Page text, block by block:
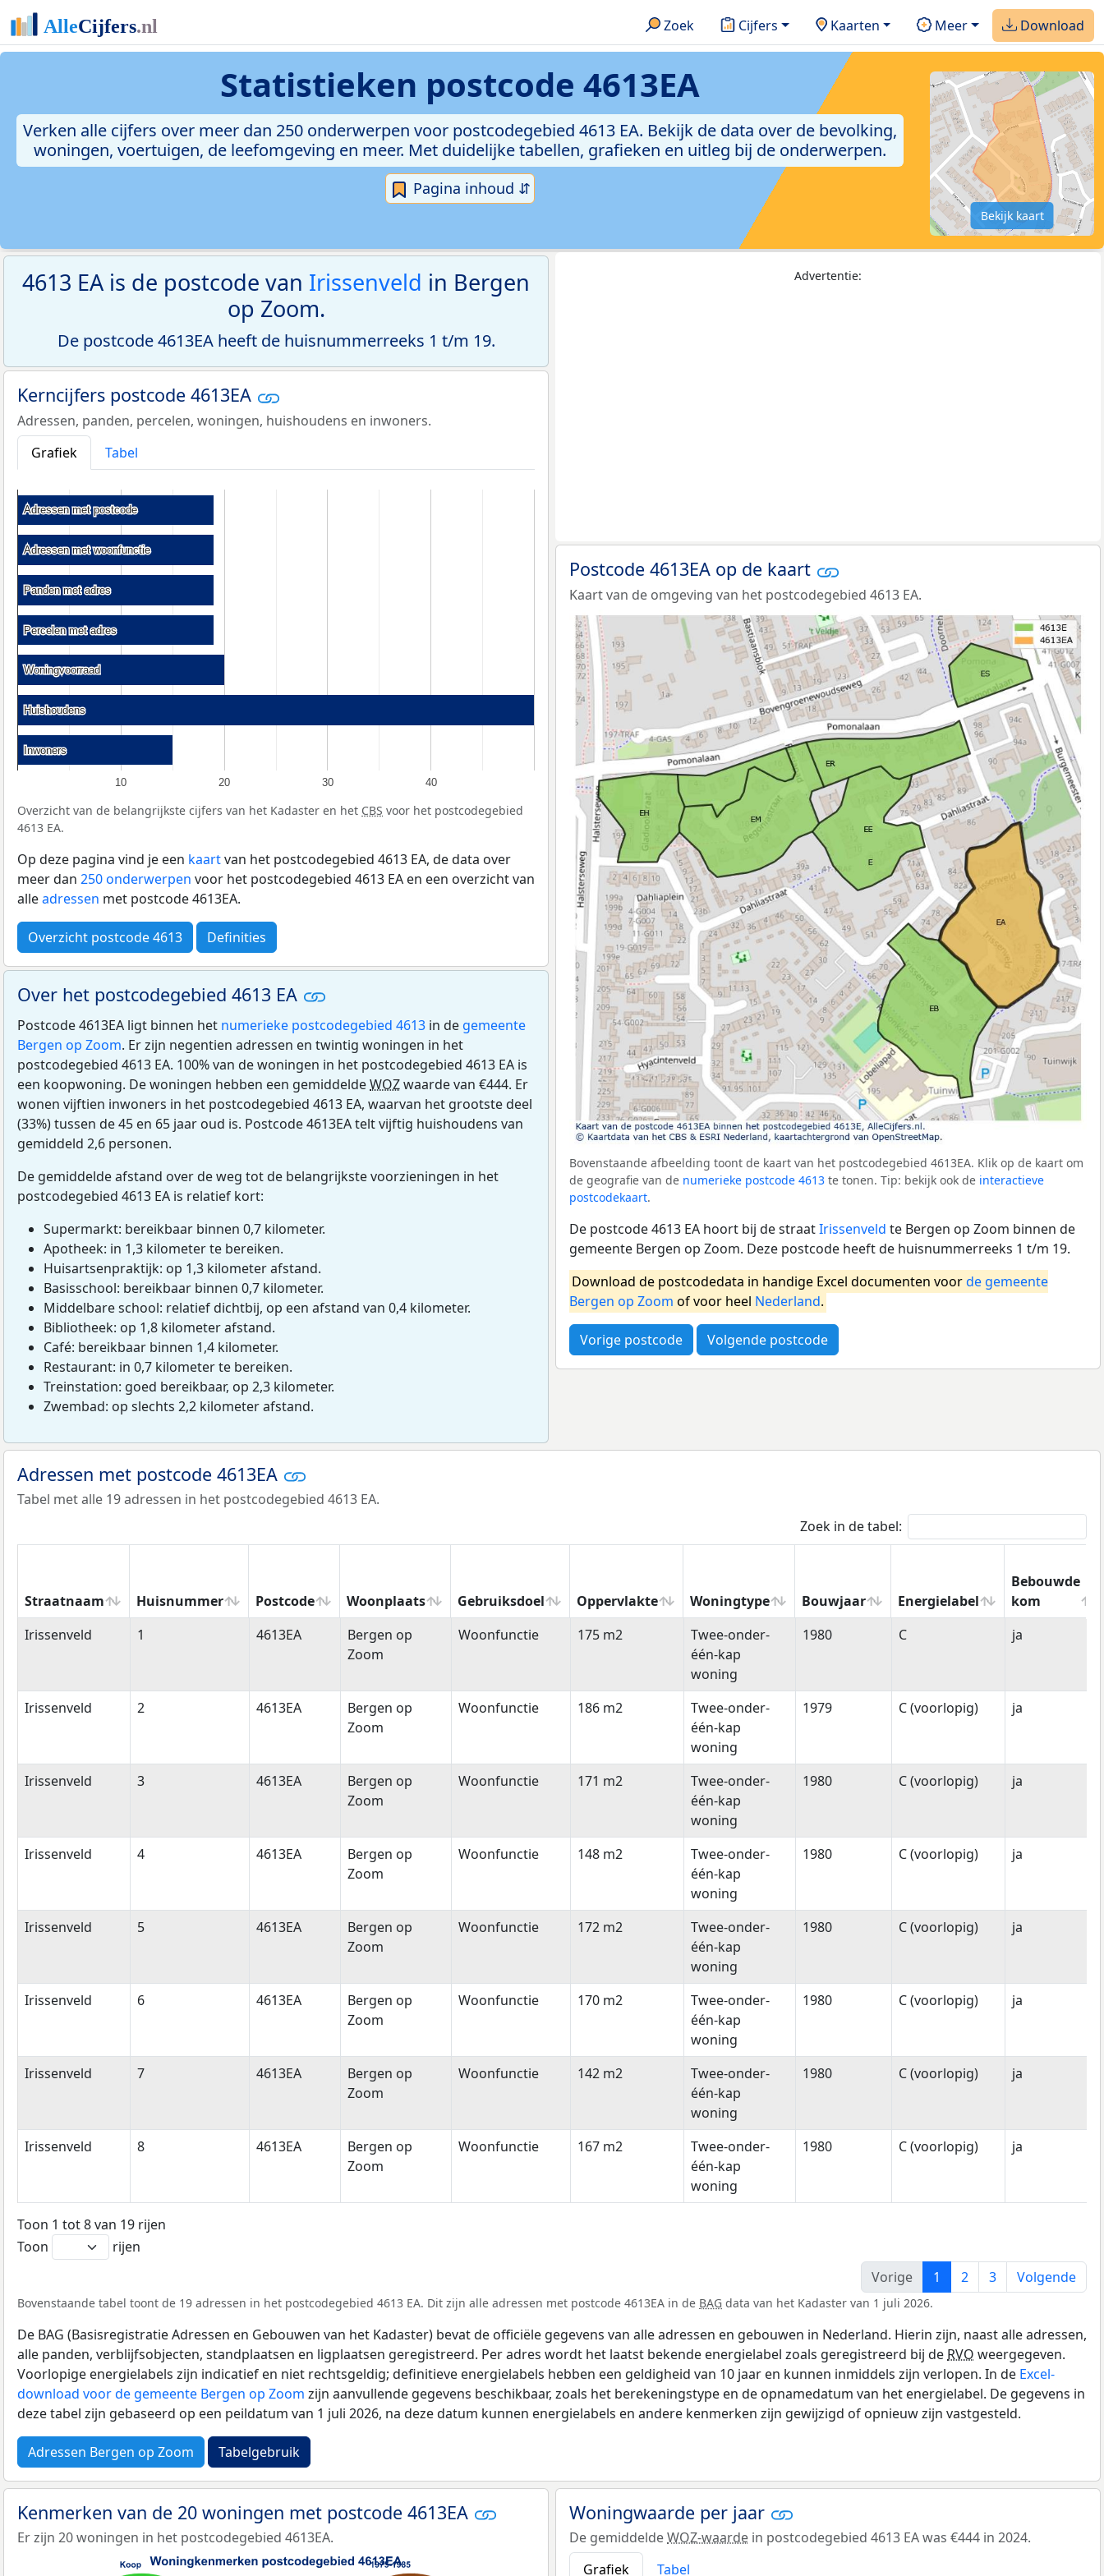
Zoek Cijfers Kaarten Meer Download
Statistieken postcode 4613EA
Verken alle cijfers over meer dan 250 onderwerpen voor postcodegebied 4613 EA. Bekijk de data over de bevolking,
woningen, voertuigen, de leefomgeving en meer. Met duidelijke tabellen, grafieken en uitleg bij de onderwerpen.
Pagina inhoud ⇵
Bekijk kaart
4613 EA is de postcode van Irissenveld in Bergen
op Zoom.
De postcode 4613EA heeft de huisnummerreeks 1 t/m 19.
Kerncijfers postcode 4613EA
Adressen, panden, percelen, woningen, huishoudens en inwoners.
Grafiek
Tabel
10 20 30 40
Adressen met postcode
Adressen met postcode
Adressen met woonfunctie
Adressen met woonfunctie
Panden met adres
Panden met adres
Percelen met adres
Percelen met adres
Woningvoorraad
Woningvoorraad
Huishoudens
Huishoudens
Inwoners
Inwoners
Overzicht van de belangrijkste cijfers van het Kadaster en het CBS voor het postcodegebied
4613 EA.
Op deze pagina vind je een kaartvan het postcodegebied 4613 EA, de data over
meer dan 250 onderwerpen voor het postcodegebied 4613 EA en een overzicht van
alleadressen met postcode 4613EA.
Overzicht postcode 4613 Definities
Over het postcodegebied 4613 EA
Postcode 4613EA ligt binnen het numerieke postcodegebied 4613 in de gemeente
Bergen op Zoom. Er zijn negentien adressen en twintig woningen in het
postcodegebied 4613 EA. 100% van de woningen in het postcodegebied 4613 EA is
een koopwoning. De woningen hebben een gemiddeldeWOZwaarde van €444. Er
wonen vijftien inwoners in het postcodegebied 4613 EA, waarvan het grootste deel
(33%) tussen de 45 en 65 jaar oud is. Postcode 4613EA telt vijftig huishoudens van
gemiddeld 2,6 personen.
De gemiddelde afstand over de weg tot de belangrijkste voorzieningen in het
postcodegebied 4613 EA is relatief kort:
Supermarkt: bereikbaar binnen 0,7 kilometer.
Apotheek: in 1,3 kilometer te bereiken.
Huisartsenpraktijk: op 1,3 kilometer afstand.
Basisschool: bereikbaar binnen 0,7 kilometer.
Middelbare school: relatief dichtbij, op een afstand van 0,4 kilometer.
Bibliotheek: op 1,8 kilometer afstand.
Café: bereikbaar binnen 1,4 kilometer.
Restaurant: in 0,7 kilometer te bereiken.
Treinstation: goed bereikbaar, op 2,3 kilometer.
Zwembad: op slechts 2,2 kilometer afstand.
Advertentie:
Postcode 4613EA op de kaart
Kaart van de omgeving van het postcodegebied 4613 EA.
Bovenstaande afbeelding toont de kaart van het postcodegebied 4613EA. Klik op de kaart om
de geografie van de numerieke postcode 4613 te tonen. Tip: bekijk ook de interactieve
postcodekaart.
De postcode 4613 EA hoort bij de straatIrissenveld te Bergen op Zoom binnen de
gemeente Bergen op Zoom. Deze postcode heeft de huisnummerreeks 1 t/m 19.
Download de postcodedata in handige Excel documenten voorde gemeente
Bergen op Zoom of voor heel Nederland.
Vorige postcode Volgende postcode
Adressen met postcode 4613EA
Tabel met alle 19 adressen in het postcodegebied 4613 EA.
Zoek in de tabel:
Straatnaam Huisnummer Postcode Woonplaats Gebruiksdoel Oppervlakte Woningtype Bouwjaar Energielabel
Bebouwde
kom
Straatnaam
Huisnummer Postcode Woonplaats Gebruiksdoel Oppervlakte Woningtype Bouwjaar Energielabel
Bebouwde
kom
Irissenveld 1 4613EA
Bergen op
Zoom
Woonfunctie 175 m2
Twee-onder-
één-kap
woning
1980 C ja
Irissenveld 2 4613EA
Bergen op
Zoom
Woonfunctie 186 m2
Twee-onder-
één-kap
woning
1979 C (voorlopig) ja
Irissenveld 3 4613EA
Bergen op
Zoom
Woonfunctie 171 m2
Twee-onder-
één-kap
woning
1980 C (voorlopig) ja
Irissenveld 4 4613EA
Bergen op
Zoom
Woonfunctie 148 m2
Twee-onder-
één-kap
woning
1980 C (voorlopig) ja
Irissenveld 5 4613EA
Bergen op
Zoom
Woonfunctie 172 m2
Twee-onder-
één-kap
woning
1980 C (voorlopig) ja
Irissenveld 6 4613EA
Bergen op
Zoom
Woonfunctie 170 m2
Twee-onder-
één-kap
woning
1980 C (voorlopig) ja
Irissenveld 7 4613EA
Bergen op
Zoom
Woonfunctie 142 m2
Twee-onder-
één-kap
woning
1980 C (voorlopig) ja
Irissenveld 8 4613EA
Bergen op
Zoom
Woonfunctie 167 m2
Twee-onder-
één-kap
woning
1980 C (voorlopig) ja
Toon 1 tot 8 van 19 rijen
Toon
rijen
Vorige
1 2 3 Volgende
Bovenstaande tabel toont de 19 adressen in het postcodegebied 4613 EA. Dit zijn alle adressen met postcode 4613EA in de BAG data van het Kadaster van 1 juli 2026.
De BAG (Basisregistratie Adressen en Gebouwen van het Kadaster) bevat de officiële gegevens van alle adressen en gebouwen in Nederland. Hierin zijn, naast alle adressen,
alle panden, verblijfsobjecten, standplaatsen en ligplaatsen geregistreerd. Per adres wordt het laatst bekende energielabel zoals geregistreerd bij de RVO weergegeven.
Voorlopige energielabels zijn indicatief en niet rechtsgeldig; definitieve energielabels hebben een geldigheid van 10 jaar en kunnen inmiddels zijn verlopen. In de Excel-
download voor de gemeente Bergen op Zoom zijn aanvullende gegevens beschikbaar, zoals het berekeningstype en de opnamedatum van het energielabel. De gegevens in
deze tabel zijn gebaseerd op een peildatum van 1 juli 2026, na deze datum kunnen energielabels en andere kenmerken zijn gewijzigd of opnieuw zijn vastgesteld.
Adressen Bergen op Zoom Tabelgebruik
Kenmerken van de 20 woningen met postcode 4613EA
Er zijn 20 woningen in het postcodegebied 4613EA.
Woningwaarde per jaar
De gemiddeldeWOZ-waarde in postcodegebied 4613 EA was €444 in 2024.
Grafiek
Tabel